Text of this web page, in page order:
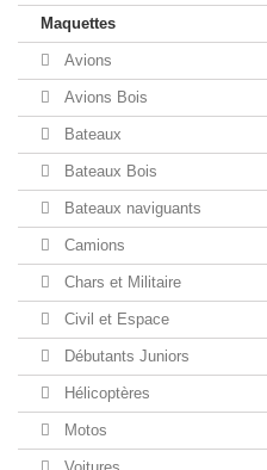
Maquettes
Avions
Avions Bois
Bateaux
Bateaux Bois
Bateaux naviguants
Camions
Chars et Militaire
Civil et Espace
Débutants Juniors
Hélicoptères
Motos